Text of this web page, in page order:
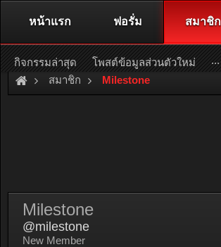
ติดต่อลงโฆษณา racingweb@gmail.comหรือโ
หรืออ่านรายละเอียดเพิ่มเติม ค
สมาชิก Milestone
Milestone
@milestone
New Member
หน้าแรก ฟอรั่ม สมาชิก
กิจกรรมล่าสุด โพสต์ข้อมูลส่วนตัวใหม่ ...